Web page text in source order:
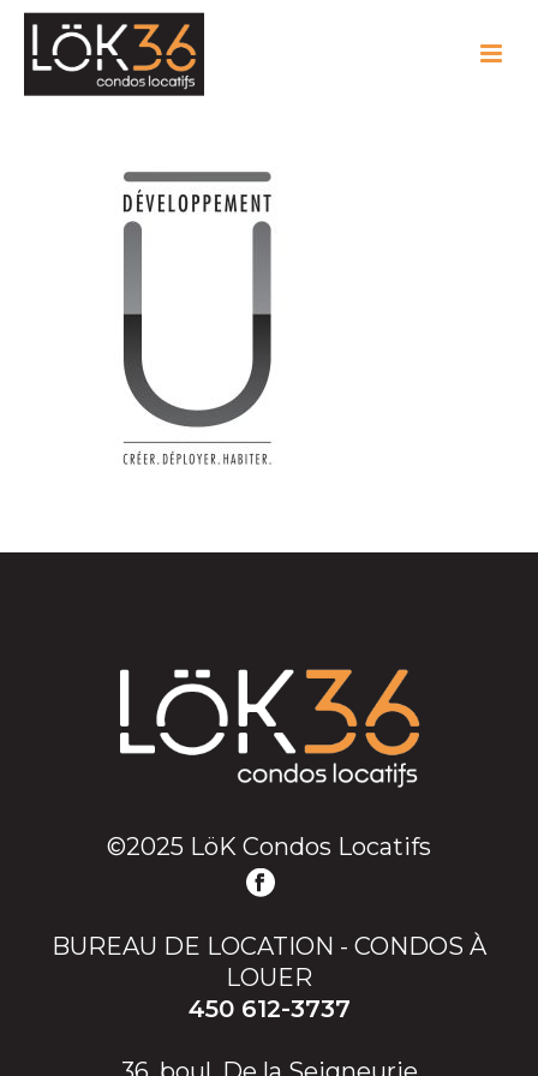
©2025 LöK Condos Locatifs
BUREAU DE LOCATION - CONDOS À
LOUER
450 612-3737